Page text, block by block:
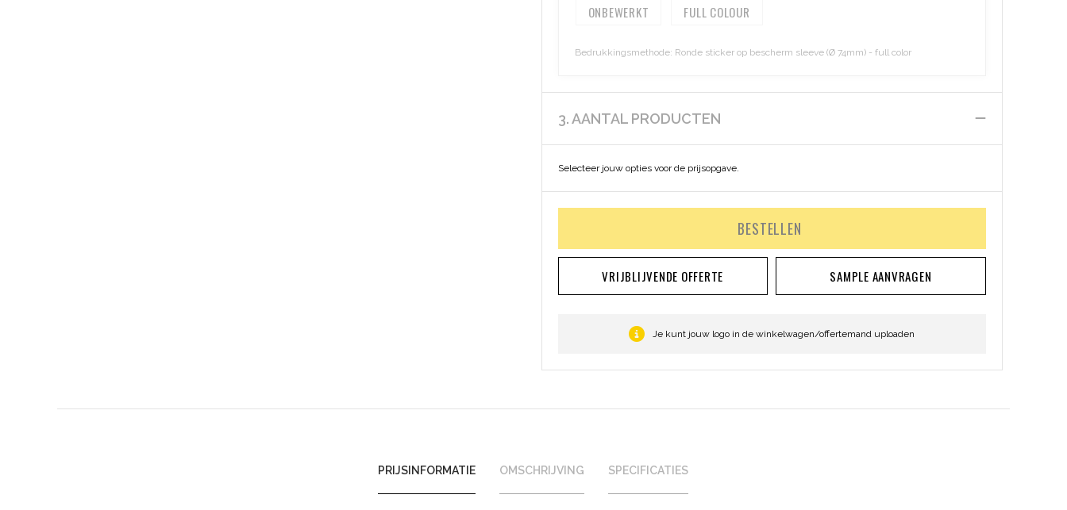
ONBEWERKT FULL COLOUR
Bedrukkingsmethode: Ronde sticker op bescherm sleeve (Ø 74mm) - full color
3. AANTAL PRODUCTEN
Selecteer jouw opties voor de prijsopgave.
BESTELLEN
VRIJBLIJVENDE OFFERTE SAMPLE AANVRAGEN
Je kunt jouw logo in de winkelwagen/offertemand uploaden
PRIJSINFORMATIE OMSCHRIJVING SPECIFICATIES